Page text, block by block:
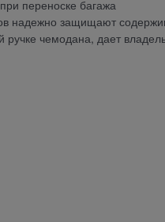
переноске багажа
надежно защищают
чемодана, дает